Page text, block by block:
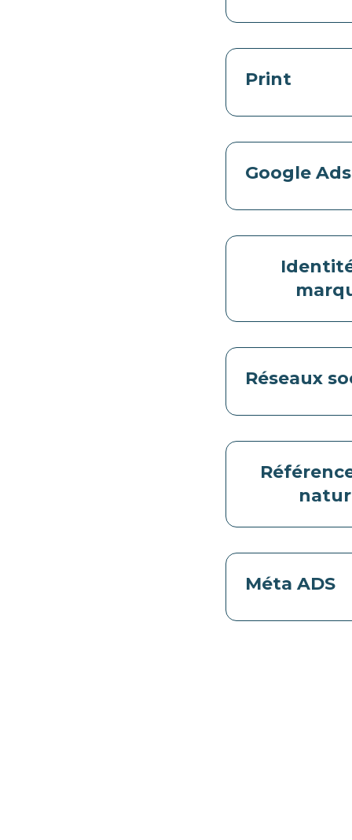
Print
Google Ads
Réseaux
Méta ADS